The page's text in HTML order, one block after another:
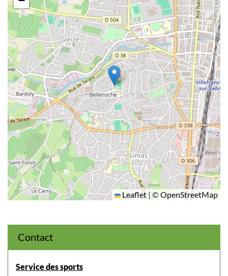
Leaflet | ©OpenStreetMap
Contact
Service des sports